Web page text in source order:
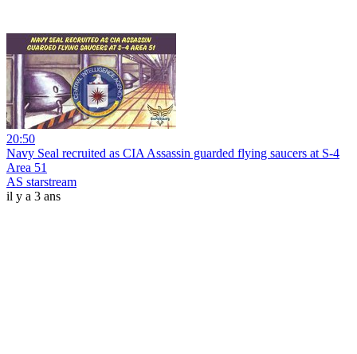
20:50
Navy Seal recruited as CIA Assassin guarded flying saucers at S-4
Area 51
AS starstream
il y a 3 ans